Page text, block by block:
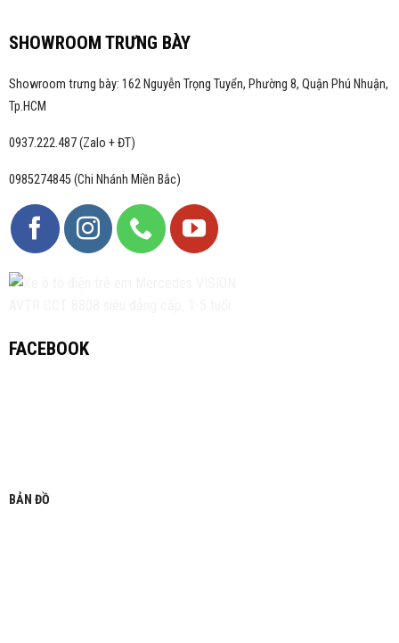
SHOWROOM TRƯNG BÀY
Showroom trưng bày: 162 Nguyễn Trọng Tuyển, Phường 8, Quận Phú Nhuận,
Tp.HCM
0937.222.487 (Zalo + ĐT)
0985274845 (Chi Nhánh Miền Bắc)
FACEBOOK
BẢN ĐỒ